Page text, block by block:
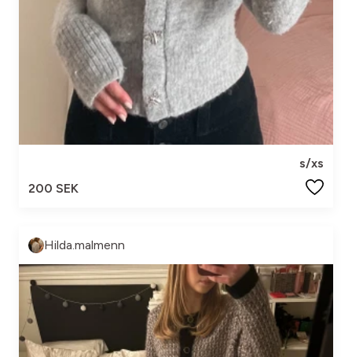
s/xs
200 SEK
Hilda.malmenn